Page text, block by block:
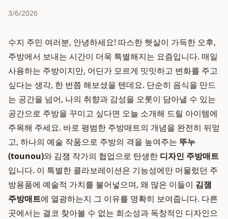
3/6/2026
수지 주민 여러분, 안녕하세요! 따스한 햇살이 가득한 오후,
주방에서 보내는 시간이 더욱 특별해지는 요즘입니다. 매일
사용하는 주방이지만, 어딘가 모르게 밋밋하고 변화를 주고
싶다는 생각, 한 번쯤 해보셨을 텐데요. 단순히 음식을 만드
는 공간을 넘어, 나의 취향과 감성을 오롯이 담아낼 수 있는
공간으로 주방을 꾸미고 싶다면 오늘 소개해 드릴 아이템에
주목해 주세요. 바로 평범한 주방매트의 개념을 완전히 뒤엎
고, 하나의 예술 작품으로 주방의 격을 높여주는 뚜누
(tounou)와 김잼 작가의 협업으로 탄생한 디자인 주방매트
입니다. 이 특별한 콜라보레이션은 기능성에만 머물렀던 주
방용품에 예술적 가치를 불어넣으며, 왜 많은 이들이 김잼
주방매트에 열광하는지 그 이유를 명확히 보여줍니다. 다른
곳에서는 결코 찾아볼 수 없는 희소성과 독창적인 디자인으